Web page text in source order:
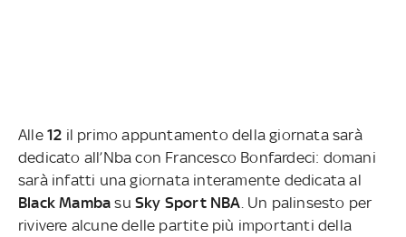
Alle 12 il primo appuntamento della giornata sarà
dedicato all’Nba con Francesco Bonfardeci: domani
sarà infatti una giornata interamente dedicata al
Black Mambasu Sky Sport NBA . Un palinsesto per
rivivere alcune delle partite più importanti della